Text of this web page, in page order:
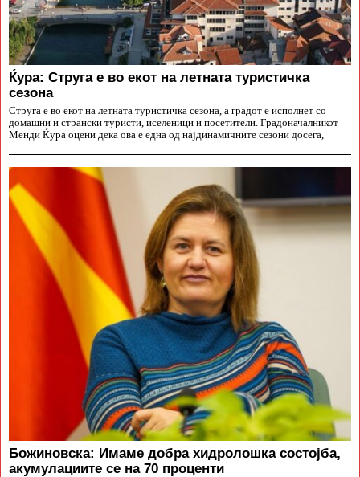
Ќура: Струга е во екот на летната туристичка
сезона
Струга е во екот на летната туристичка сезона, а градот е исполнет со
домашни и странски туристи, иселеници и посетители. Градоначалникот
Менди Ќура оцени дека ова е една од најдинамичните сезони досега,
Божиновска: Имаме добра хидролошка состојба,
акумулациите се на 70 проценти